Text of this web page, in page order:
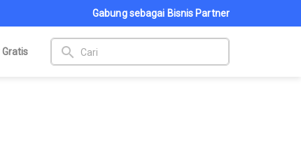
Gabung sebagai Bisnis Partner
search